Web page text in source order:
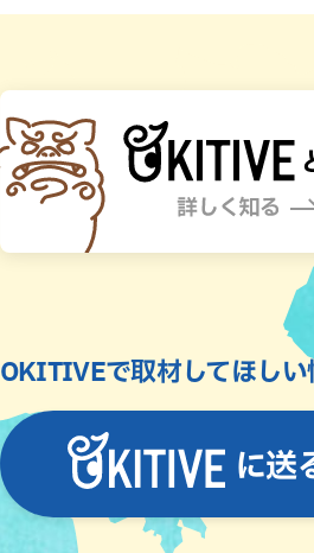
に送
OKITIVEで取材してほしい